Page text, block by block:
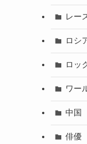
レー
ロシ
ロッ
ワー
中国
俳優